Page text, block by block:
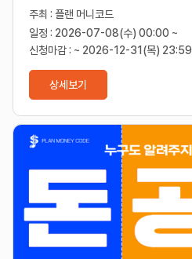
주최 : 플랜 머니코드
일정 : 2026-07-08(수) 00:00 ~
신청마감 : ~ 2026-12-31(목) 23:59
상세보기